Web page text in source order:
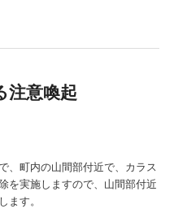
注意喚起
、町内の山間部付近で、カラス
を実施しますので、山間部付近
す。